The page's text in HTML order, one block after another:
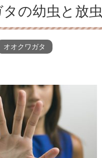
の幼虫と放虫
オオクワガタ